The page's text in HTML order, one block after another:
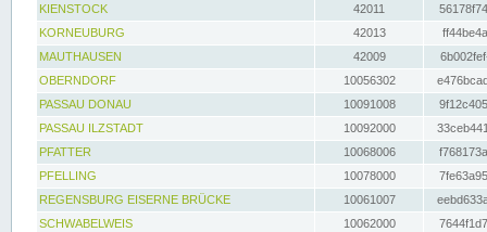
KIENSTOCK
42011
KORNEUBURG
42013
MAUTHAUSEN
42009
OBERNDORF
10056302
PASSAU DONAU
10091008
PASSAU ILZSTADT
10092000
PFATTER
10068006
PFELLING
10078000
REGENSBURG EISERNE BRÜCKE
10061007
SCHWABELWEIS
10062000